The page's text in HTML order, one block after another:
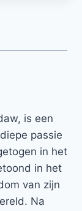
is een
passie
in het
in het
van zijn
Na